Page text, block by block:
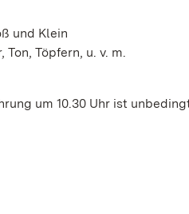
und Klein
Töpfern, u. v. m.
um 10.30 Uhr ist